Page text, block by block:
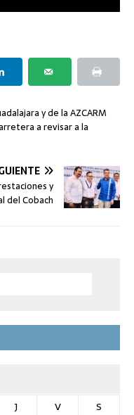
y de la AZCARM
a revisar a la
y
del Cobach
J V
S